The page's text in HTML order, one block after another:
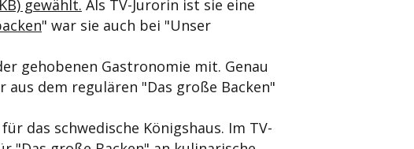
gewählt. Als TV-Jurorin ist sie eine
" war sie auch bei "Unser
gehobenen Gastronomie mit. Genau
dem regulären "Das große Backen"
das schwedische Königshaus. Im TV-